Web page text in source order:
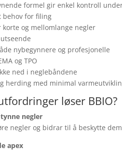
formel gir enkel kontroll
for filing
og mellomlange negler
nybegynnere og profesjonelle
og TPO
ned i neglebåndene
herding med minimal
løser BBIO?
tynne negler
negler og bidrar til å beskytte
apex